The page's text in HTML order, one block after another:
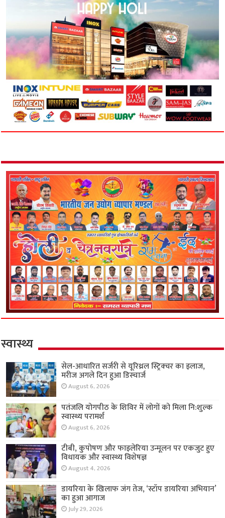
स्वास्थ्य
सेल-आधारित सर्जरी से यूरिथ्रल स्ट्रिक्चर का इलाज,
मरीज अगले दिन हुआ डिस्चार्ज
August 6, 2026
पतंजलि योगपीठ के शिविर में लोगों को मिला नि:शुल्क
स्वास्थ्य परामर्श
August 6, 2026
टीबी, कुपोषण और फाइलेरिया उन्मूलन पर एकजुट हुए
विधायक और स्वास्थ्य विशेषज्ञ
August 4, 2026
डायरिया के खिलाफ जंग तेज, ‘स्टॉप डायरिया अभियान’
का हुआ आगाज
July 29, 2026